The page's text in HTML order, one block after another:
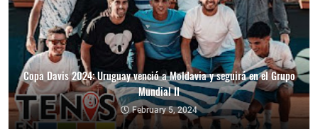
Copa Davis 2024: Uruguay venció a Moldavia y seguirá en el Grupo
Mundial II
February 5, 2024